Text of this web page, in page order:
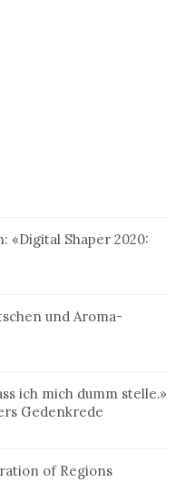
«Digital Shaper 2020:
und Aroma-
ich mich dumm stelle.»
Gedenkrede
of Regions